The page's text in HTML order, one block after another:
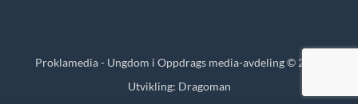
Proklamedia - Ungdom i Oppdrags media-avdeling © 2026
Utvikling: Dragoman